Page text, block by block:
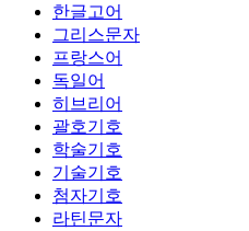
한글고어
그리스문자
프랑스어
독일어
히브리어
괄호기호
학술기호
기술기호
첨자기호
라틴문자